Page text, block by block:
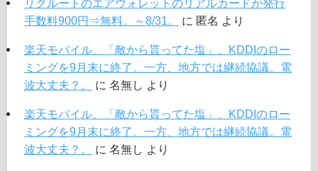
リクルートのエアウォレットのリアルカードが発行
手数料900円⇒無料。～8/31。
に 匿名 より
楽天モバイル、「敵から貰ってた塩」、KDDIのロー
ミングを9月末に終了。一方、地方では継続協議。電
波大丈夫？。
に 名無し より
楽天モバイル、「敵から貰ってた塩」、KDDIのロー
ミングを9月末に終了。一方、地方では継続協議。電
波大丈夫？。
に 名無し より